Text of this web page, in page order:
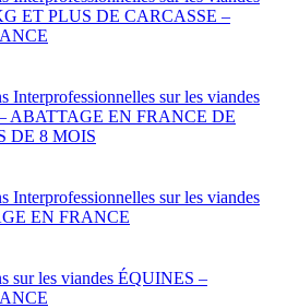
ET PLUS DE CARCASSE –
Interprofessionnelles sur les viandes
ABATTAGE EN FRANCE DE
DE 8 MOIS
Interprofessionnelles sur les viandes
EN FRANCE
sur les viandes ÉQUINES –